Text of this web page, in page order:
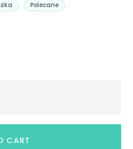
Polecane